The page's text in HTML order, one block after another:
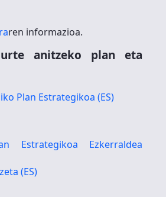
ren informazioa.
anitzeko plan eta
Plan Estrategikoa (ES)
Estrategikoa Ezkerraldea
(ES)